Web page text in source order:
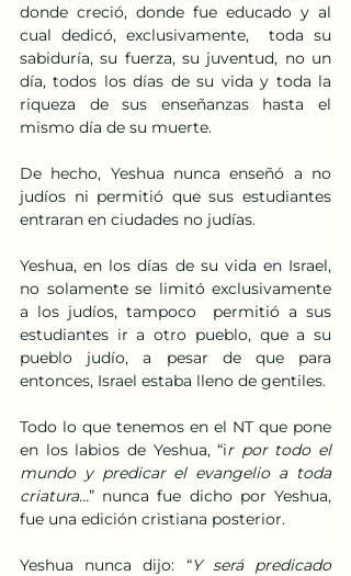
donde creció, donde fue educado y al
cual dedicó, exclusivamente,  toda su
sabiduría, su fuerza, su juventud, no un
día, todos los días de su vida y toda la
riqueza de sus enseñanzas hasta el
mismo día de su muerte.
De hecho, Yeshua nunca enseñó a no
judíos ni permitió que sus estudiantes
entraran en ciudades no judías.
Yeshua, en los días de su vida en Israel,
no solamente se limitó exclusivamente
a los judíos, tampoco  permitió a sus
estudiantes ir a otro pueblo, que a su
pueblo judío, a pesar de que para
entonces, Israel estaba lleno de gentiles.
Todo lo que tenemos en el NT que pone
en los labios de Yeshua, “ir por todo el
mundo y predicar el evangelio a toda
criatura…” nunca fue dicho por Yeshua,
fue una edición cristiana posterior.
Yeshua nunca dijo: “Y será predicado